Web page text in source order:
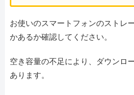
お使いのスマートフォンのストレ
かあるか確認してください。
空き容量の不足により、ダウンロ
あります。